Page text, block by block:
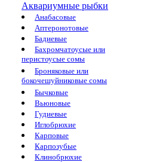
Аквариумные рыбки
Анабасовые
Аптеронотовые
Бадиевые
Бахромчатоусые или
перистоусые сомы
Броняковые или
бокочешуйниковые сомы
Бычковые
Вьюновые
Гудиевые
Иглобрюхие
Карповые
Карпозубые
Клинобрюхие